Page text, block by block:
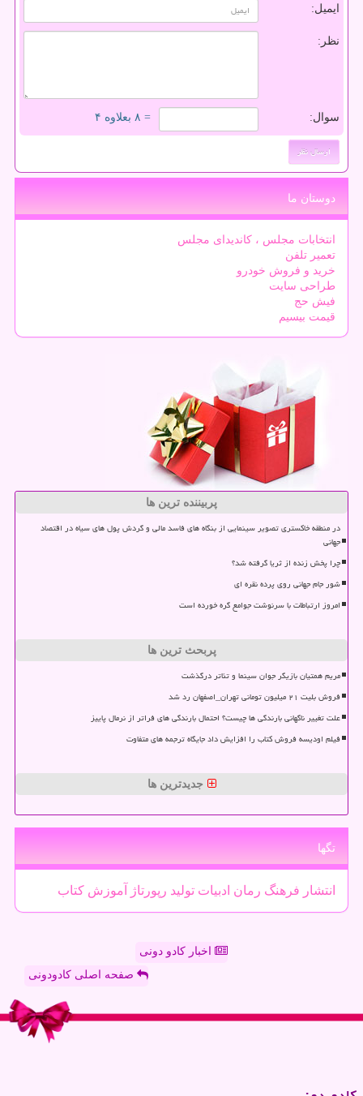
ایمیل:
نظر:
سوال: = ۸ بعلاوه ۴
دوستان ما
انتخابات مجلس ، کاندیدای مجلس
تعمیر تلفن
خرید و فروش خودرو
طراحی سایت
فیش حج
قیمت بیسیم
پربیننده ترین ها
در منطقه خاکستری تصویر سینمایی از بنگاه های فاسد مالی و گردش پول های سیاه در اقتصاد
جهانی
چرا پخش زنده از ثریا گرفته شد؟
شور جام جهانی روی پرده نقره ای
امروز ارتباطات با سرنوشت جوامع گره خورده است
پربحث ترین ها
مریم همتیان بازیگر جوان سینما و تئاتر درگذشت
فروش بلیت ۲۱ میلیون تومانی تهران_اصفهان رد شد
علت تغییر ناگهانی بارندگی ها چیست؟ احتمال بارندگی های فراتر از نرمال پاییز
فیلم اودیسه فروش کتاب را افزایش داد جایگاه ترجمه های متفاوت
جدیدترین ها
تگها
انتشار فرهنگ رمان ادبیات تولید رپورتاژ آموزش كتاب
اخبار کادو دونی
صفحه اصلی کادودونی